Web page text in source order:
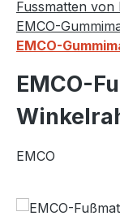
Fussmatten von
EMCO-
EMCO-
EMCO-
EMCO
Bildergalerie